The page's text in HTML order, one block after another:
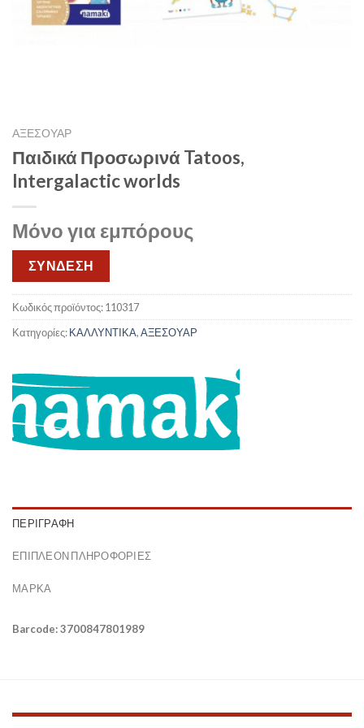
ΑΞΕΣΟΥΑΡ
Παιδικά Προσωρινά Tatoos,
Intergalactic worlds
Μόνο για εμπόρους
ΣΥΝΔΕΣΗ
Κωδικός προϊόντος:110317
Κατηγορίες:ΚΑΛΛΥΝΤΙΚΑ,ΑΞΕΣΟΥΑΡ
ΠΕΡΙΓΡΑΦΉ
ΕΠΙΠΛΈΟΝ ΠΛΗΡΟΦΟΡΊΕΣ
ΜΆΡΚΑ
Barcode: 3700847801989